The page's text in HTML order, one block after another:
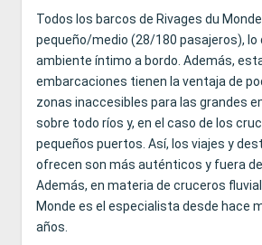
Todos los barcos de Rivages du
pequeño/medio (28/180 pasajeros), lo
ambiente íntimo a bordo. Además,
embarcaciones tienen la ventaja de
zonas inaccesibles para las grandes
sobre todo ríos y, en el caso de los
pequeños puertos. Así, los viajes y
ofrecen son más auténticos y fuera
Además, en materia de cruceros
Monde es el especialista desde hace
años.